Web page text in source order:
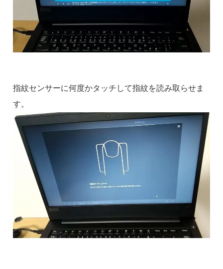
指紋センサーに何度かタッチして指紋を読み取らせま
す。